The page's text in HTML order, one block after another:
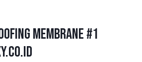
Membrane #1